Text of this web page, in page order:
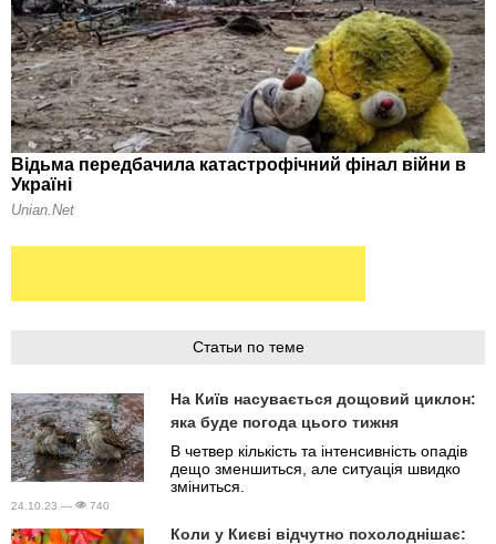
Статьи по теме
На Київ насувається дощовий циклон:
яка буде погода цього тижня
В четвер кількість та інтенсивність опадів
дещо зменшиться, але ситуація швидко
зміниться.
24.10.23 — 740
Коли у Києві відчутно похолоднішає: